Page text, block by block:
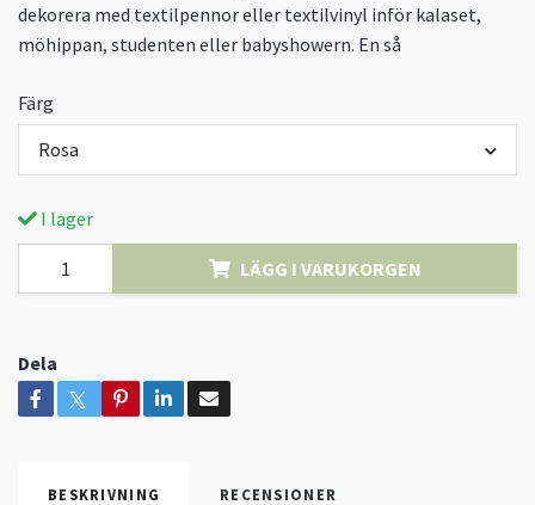
dekorera med textilpennor eller textilvinyl inför kalaset,
möhippan, studenten eller babyshowern. En så
Färg
Rosa
I lager
LÄGG I VARUKORGEN
Dela
BESKRIVNING RECENSIONER